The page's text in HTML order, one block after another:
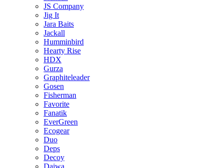
JS Company
Jig It
Jara Baits
Jackall
Humminbird
Hearty Rise
HDX
Gurza
Graphiteleader
Gosen
Fisherman
Favorite
Fanatik
EverGreen
Ecogear
Duo
Deps
Decoy
Daiwa